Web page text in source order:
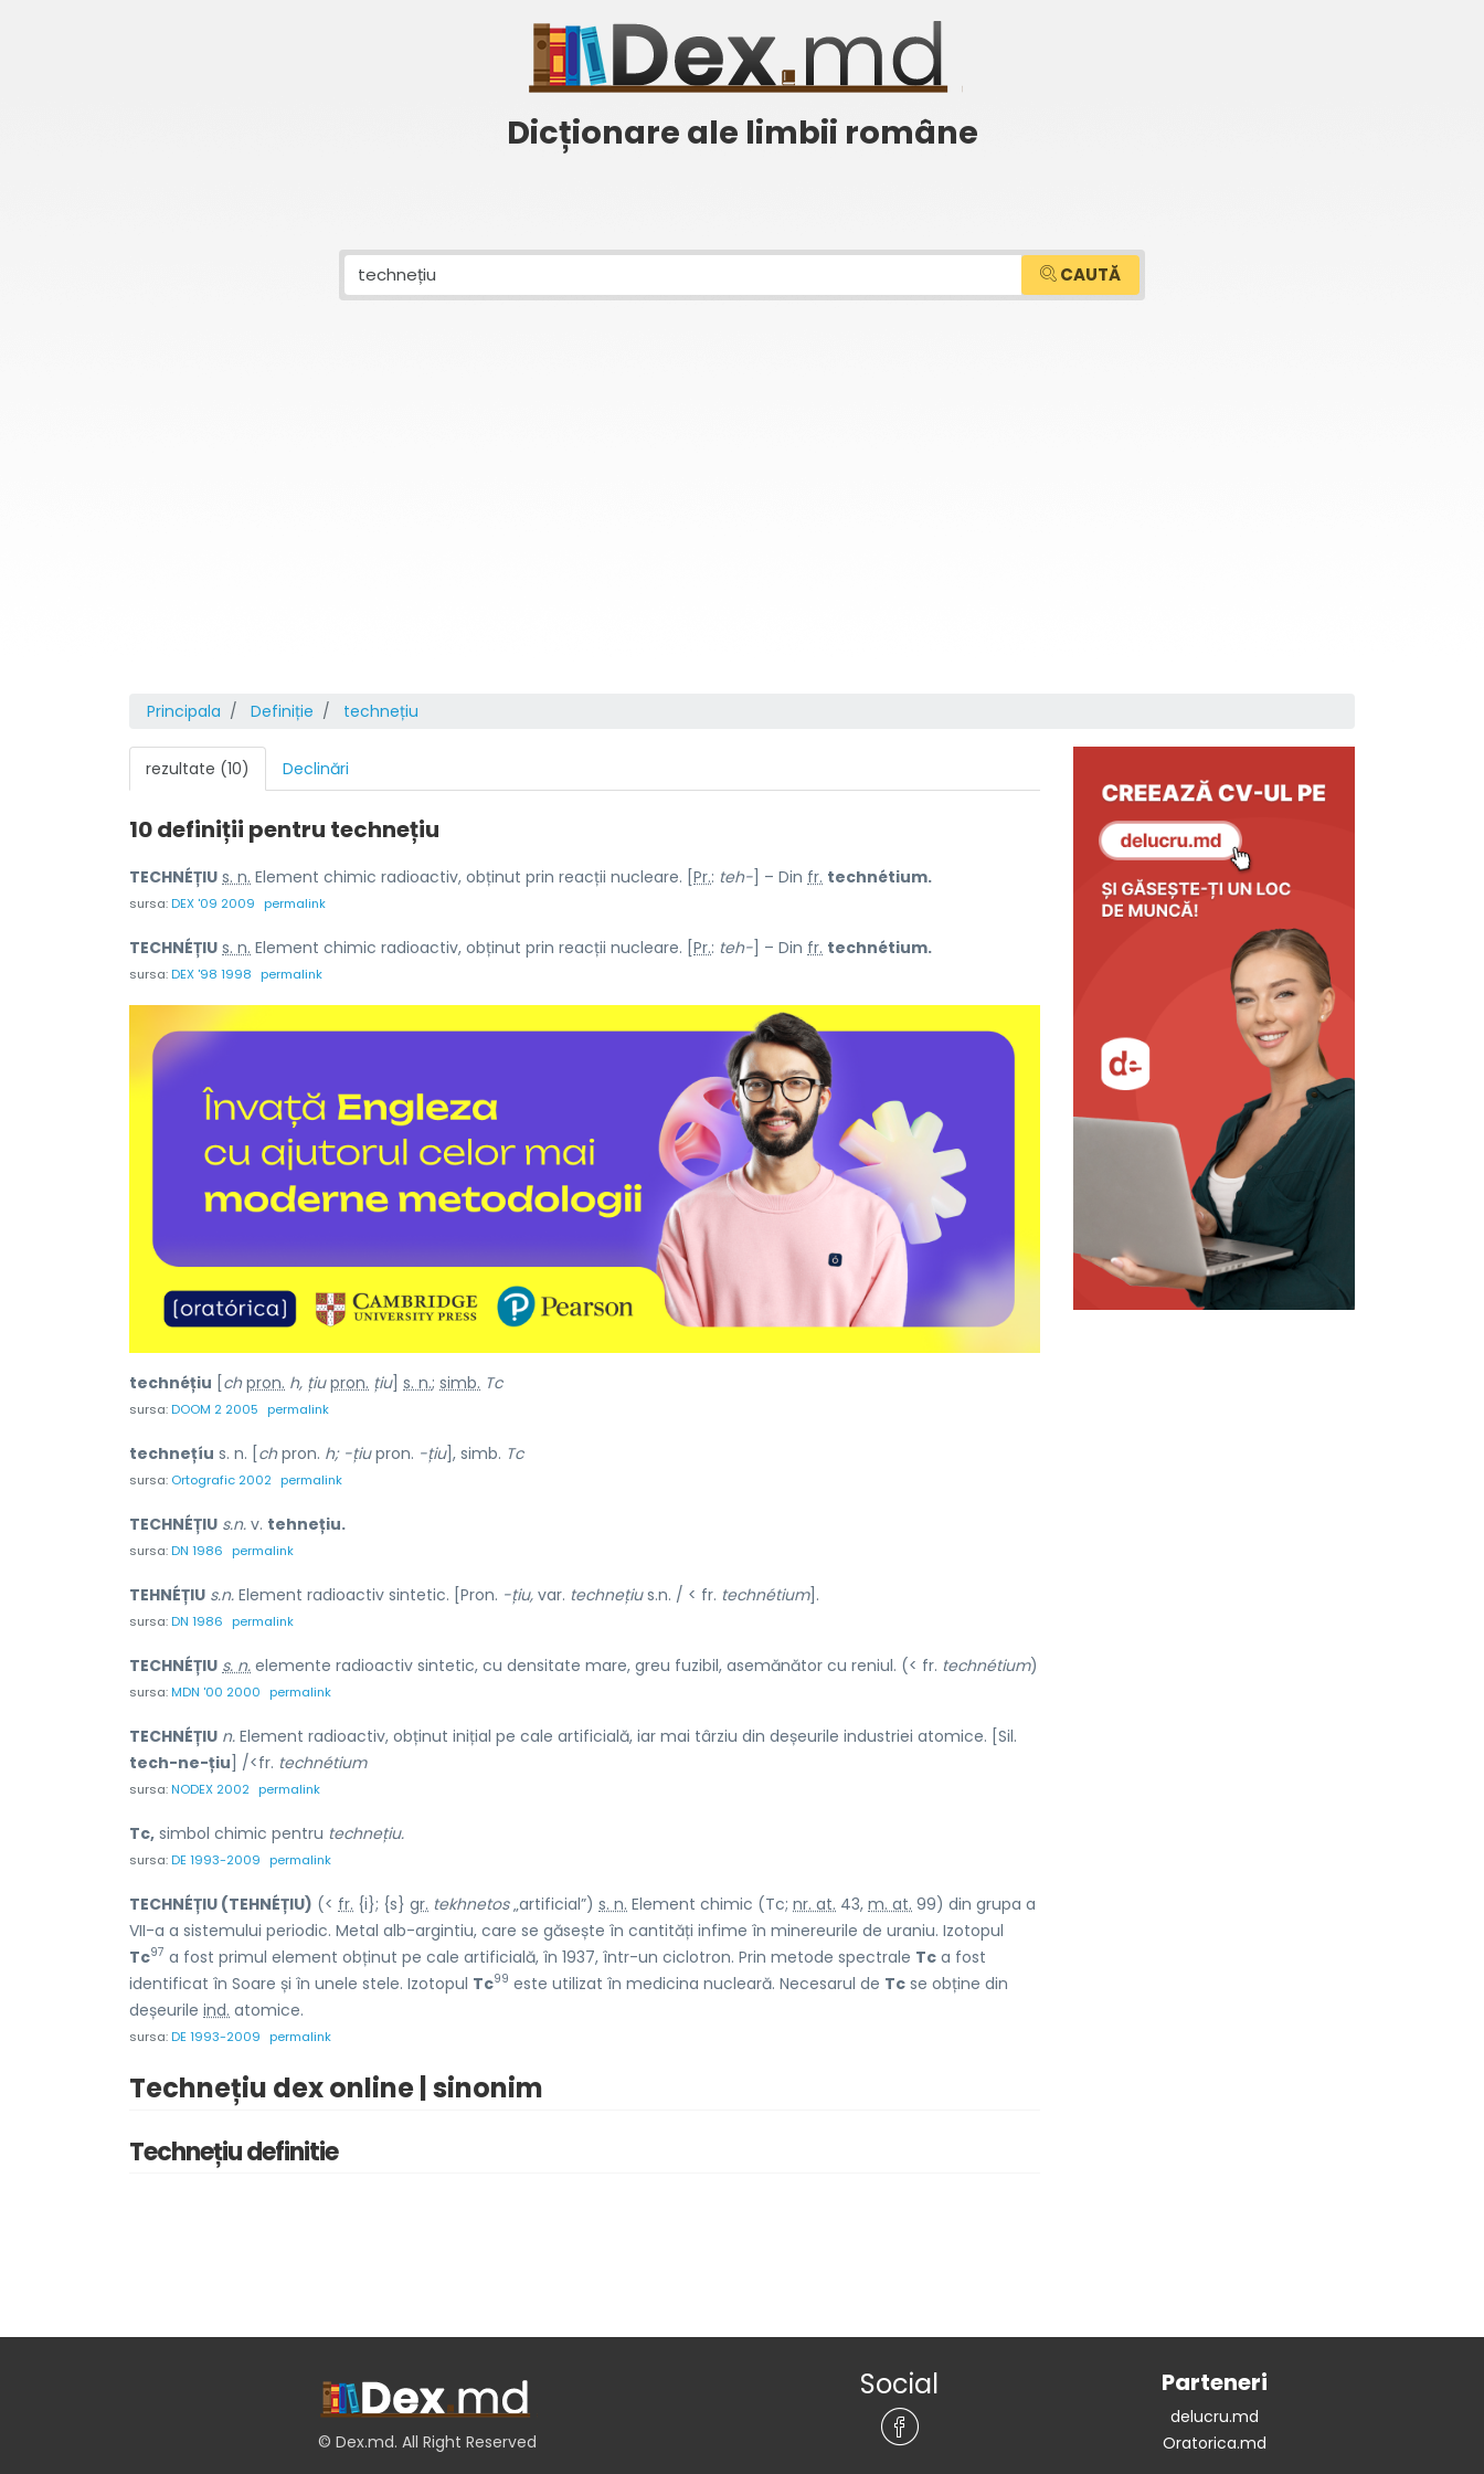
Dicționare ale limbii române
CAUTĂ
Principala Definiție technețiu
rezultate (10) Declinări
10 definiții pentru technețiu
TECHNÉȚIU s. n. Element chimic radioactiv, obținut prin reacții nucleare. [ Pr.: teh- ] – Din fr. technétium.
sursa:DEX '09 2009 permalink
TECHNÉȚIU s. n. Element chimic radioactiv, obținut prin reacții nucleare. [ Pr.: teh- ] – Din fr. technétium.
sursa:DEX '98 1998 permalink
technéțiu [ch pron. h, țiu pron. țiu] s. n.; simb. Tc
sursa:DOOM 2 2005 permalink
technețíu s. n. [chpron. h; -țiupron. -țiu], simb. Tc
sursa: Ortografic 2002 permalink
TECHNÉȚIU s.n. v. tehnețiu.
sursa:DN 1986 permalink
TEHNÉȚIU s.n. Element radioactiv sintetic. [Pron. -țiu, var. technețius.n. / < fr. technétium].
sursa:DN 1986 permalink
TECHNÉȚIU s. n. elemente radioactiv sintetic, cu densitate mare, greu fuzibil, asemănător cu reniul. (< fr. technétium)
sursa:MDN '00 2000 permalink
TECHNÉȚIU n. Element radioactiv, obținut inițial pe cale artificială, iar mai târziu din deșeurile industriei atomice. [Sil.
tech-ne-țiu] /<fr. technétium
sursa:NODEX 2002 permalink
Tc, simbol chimic pentru technețiu.
sursa:DE 1993-2009 permalink
TECHNÉȚIU (TEHNÉȚIU) (< fr. {i}; {s} gr. tekhnetos„artificial”) s. n. Element chimic (Tc; nr. at. 43, m. at. 99) din grupa a
VII-a a sistemului periodic. Metal alb-argintiu, care se găsește în cantități infime în minereurile de uraniu. Izotopul
Tc97 a fost primul element obținut pe cale artificială, în 1937, într-un ciclotron. Prin metode spectrale Tc a fost
identificat în Soare și în unele stele. Izotopul Tc99 este utilizat în medicina nucleară. Necesarul de Tc se obține din
deșeurile ind. atomice.
sursa:DE 1993-2009 permalink
Technețiu dex online | sinonim
Technețiu definitie
© Dex.md. All Right Reserved
Social Parteneri
delucru.md
Oratorica.md